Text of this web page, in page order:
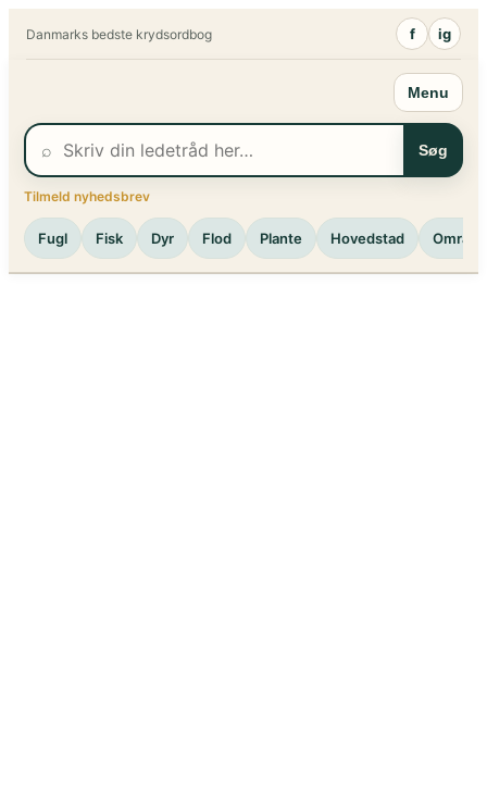
Danmarks bedste krydsordbog f ig
Menu
⌕ Søg
Tilmeld nyhedsbrev
Fugl Fisk Dyr Flod Plante Hovedstad Område